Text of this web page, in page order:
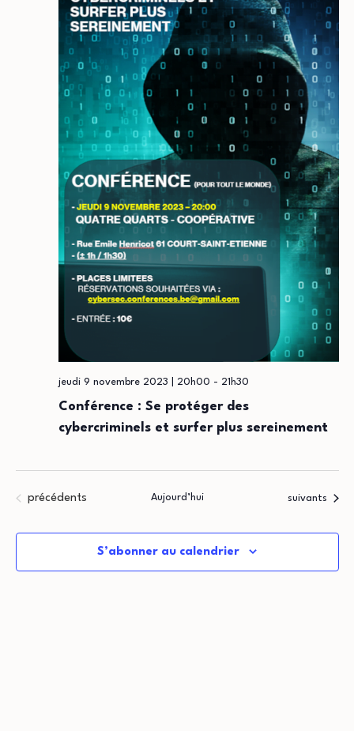
Conférence : Se protéger des
cybercriminels et surfer plus sereinement
jeudi 9 novembre 2023 | 20h00 - 21h30
Évènements
précédents Aujourd’hui Évènements
suivants
S’abonner au calendrier